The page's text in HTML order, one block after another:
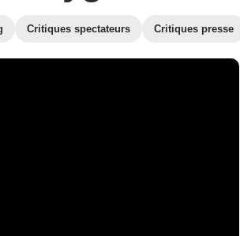
Critiques spectateurs Critiques presse